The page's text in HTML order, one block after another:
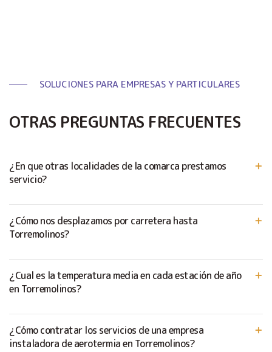
SOLUCIONES PARA EMPRESAS Y PARTICULARES
OTRAS PREGUNTAS FRECUENTES
¿En que otras localidades de la comarca prestamos
servicio?
¿Cómo nos desplazamos por carretera hasta
Torremolinos?
¿Cual es la temperatura media en cada estación de año
en Torremolinos?
¿Cómo contratar los servicios de una empresa
instaladora de aerotermia en Torremolinos?